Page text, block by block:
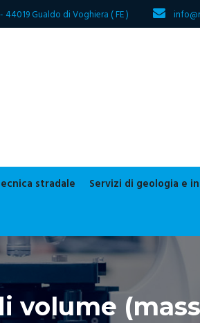
44019 Gualdo di Voghiera ( FE )
stradale Servizi di geologia e
volume